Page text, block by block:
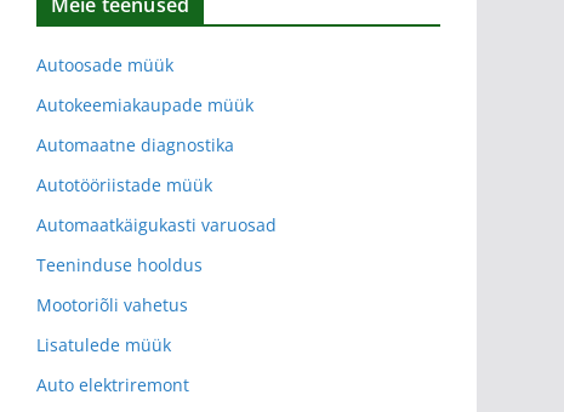
Autoosade müük
Autokeemiakaupade müük
Automaatne diagnostika
Autotööriistade müük
Automaatkäigukasti varuosad
Teeninduse hooldus
Mootoriõli vahetus
Lisatulede müük
Auto elektriremont